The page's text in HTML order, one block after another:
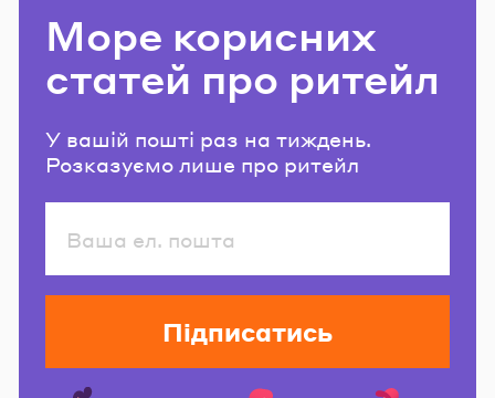
Море корисних
статей про ритейл
У вашій пошті раз на тиждень.
Розказуємо лише про ритейл
Підписатись